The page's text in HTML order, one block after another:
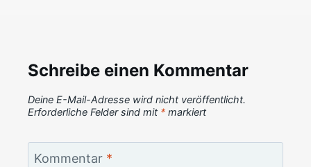
Schreibe einen Kommentar
Deine E-Mail-Adresse wird nicht veröffentlicht.
Erforderliche Felder sind mit * markiert
Kommentar *